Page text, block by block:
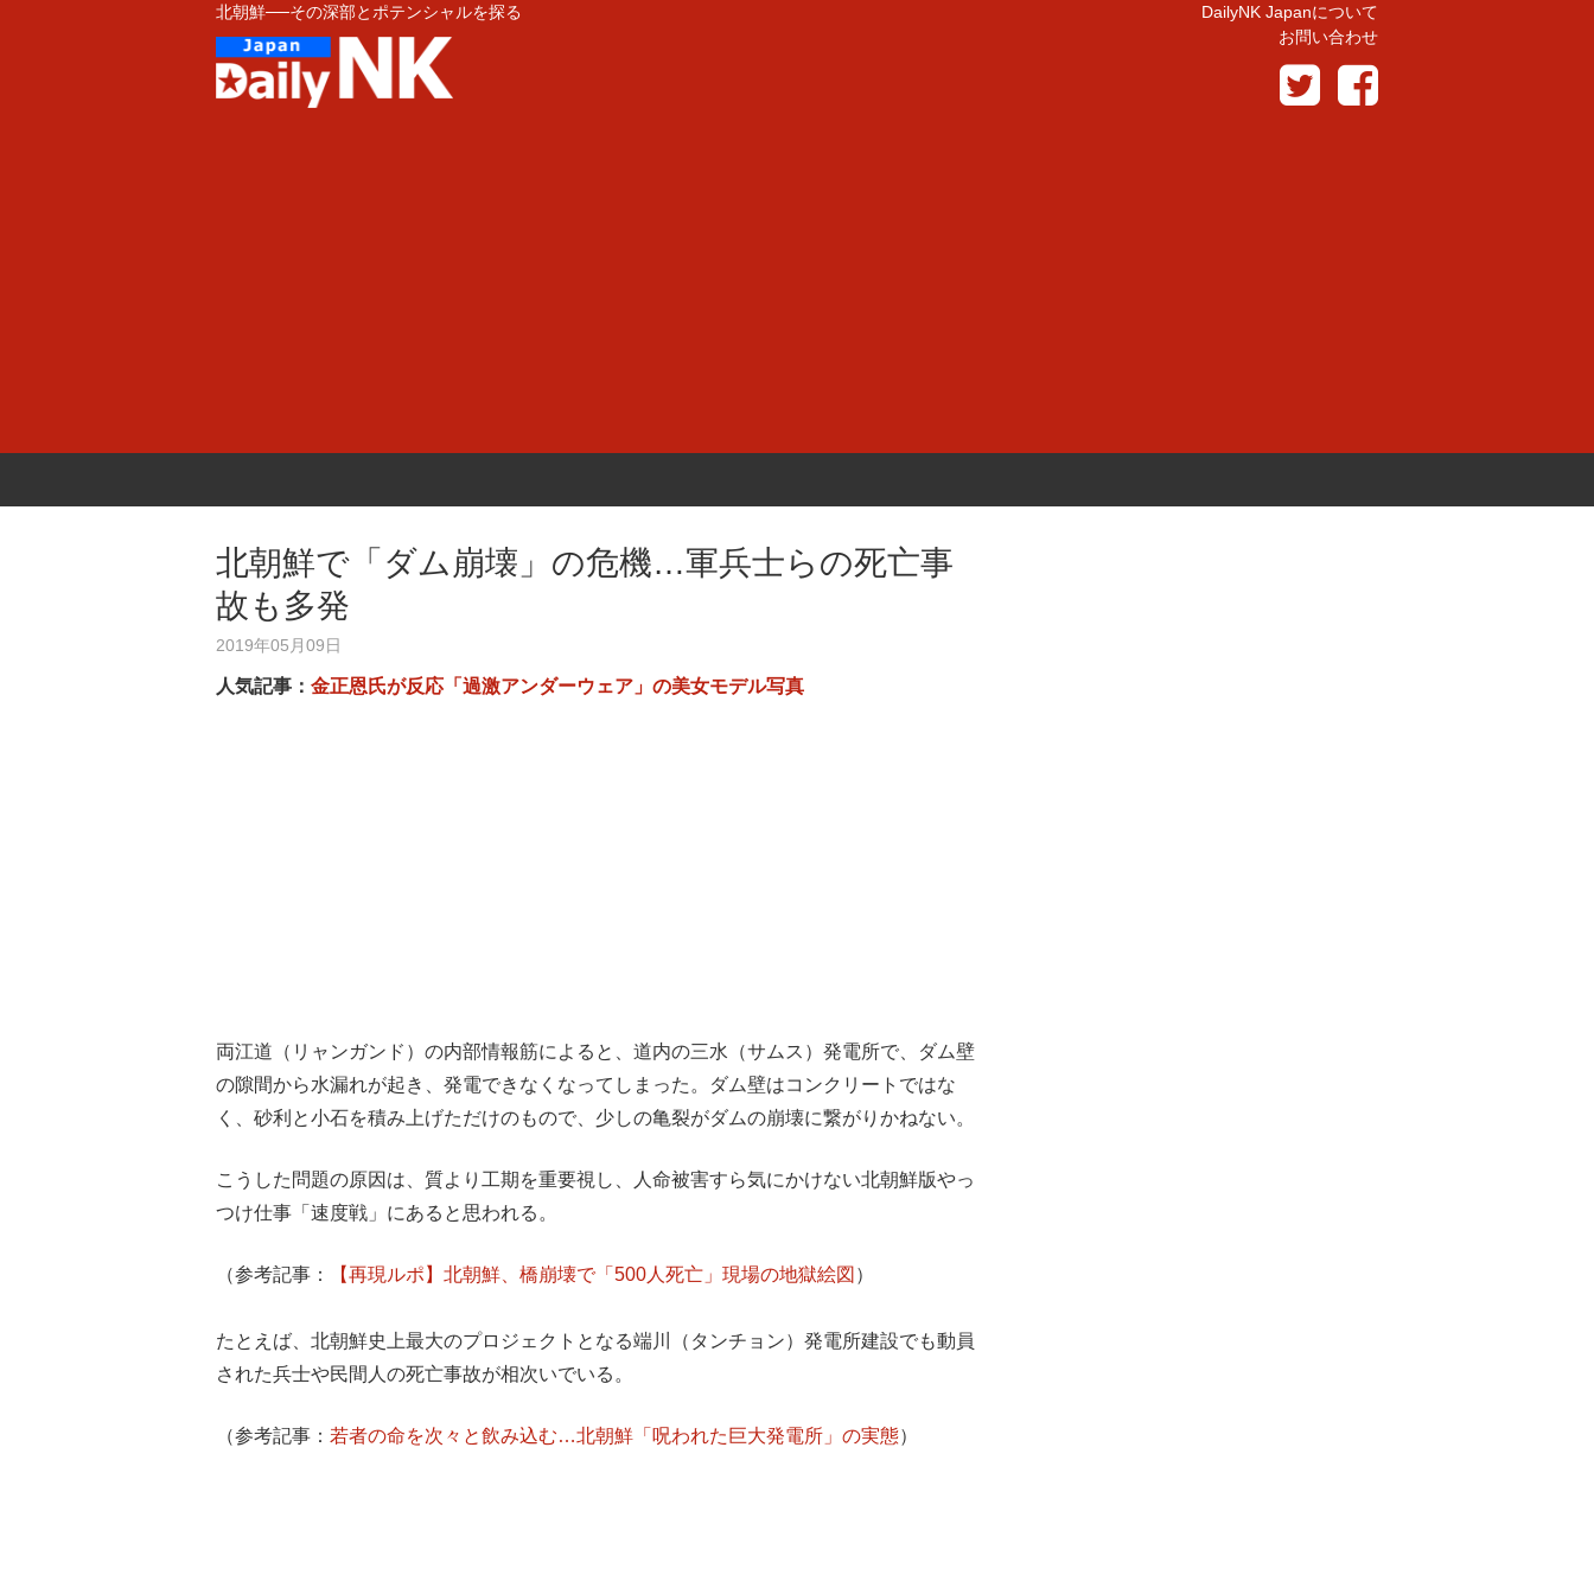
北朝鮮──その深部とポテンシャルを探る
DailyNK Japanについて
お問い合わせ
北朝鮮で「ダム崩壊」の危機…軍兵士らの死亡事
故も多発
2019年05月09日
人気記事： 金正恩氏が反応「過激アンダーウェア」の美女モデル写真
両江道（リャンガンド）の内部情報筋によると、道内の三水（サムス）発電所で、ダム壁
の隙間から水漏れが起き、発電できなくなってしまった。ダム壁はコンクリートではな
く、砂利と小石を積み上げただけのもので、少しの亀裂がダムの崩壊に繋がりかねない。
こうした問題の原因は、質より工期を重要視し、人命被害すら気にかけない北朝鮮版やっ
つけ仕事「速度戦」にあると思われる。
（参考記事： 【再現ルポ】北朝鮮、橋崩壊で「500人死亡」現場の地獄絵図 ）
たとえば、北朝鮮史上最大のプロジェクトとなる端川（タンチョン）発電所建設でも動員
された兵士や民間人の死亡事故が相次いでいる。
（参考記事： 若者の命を次々と飲み込む…北朝鮮「呪われた巨大発電所」の実態）